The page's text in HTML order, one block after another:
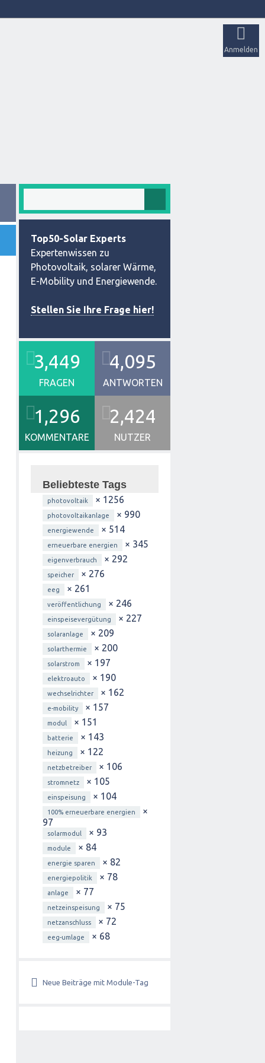
Anmelden
Top50-Solar Experts
Expertenwissen zu
Photovoltaik, solarer Wärme,
E-Mobility und Energiewende.
Stellen Sie Ihre Frage hier!
3,449
FRAGEN
4,095
ANTWORTEN
1,296
KOMMENTARE
2,424
NUTZER
Beliebteste Tags
photovoltaik × 1256
photovoltaikanlage × 990
energiewende × 514
erneuerbare energien × 345
eigenverbrauch × 292
speicher × 276
eeg × 261
veröffentlichung × 246
einspeisevergütung × 227
solaranlage × 209
solarthermie × 200
solarstrom × 197
elektroauto × 190
wechselrichter × 162
e-mobility × 157
modul × 151
batterie × 143
heizung × 122
netzbetreiber × 106
stromnetz × 105
einspeisung × 104
100% erneuerbare energien
×
97
solarmodul × 93
module × 84
energie sparen × 82
energiepolitik × 78
anlage × 77
netzeinspeisung × 75
netzanschluss × 72
eeg-umlage × 68
Neue Beiträge mit Module-Tag